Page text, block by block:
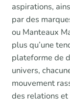
aspirations,
par des
ou Manteaux
plus qu’une
plateforme de
univers,
mouvement
des relations